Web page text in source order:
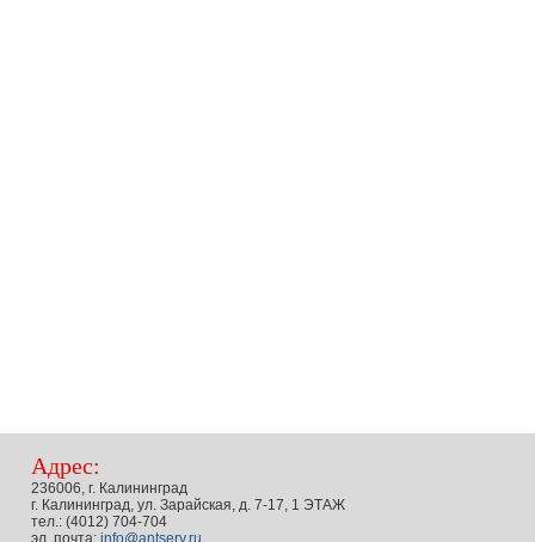
Адрес:
236006, г. Калининград
г. Калининград, ул. Зарайская, д. 7-17, 1 ЭТАЖ
тел.: (4012) 704-704
эл. почта: info@antserv.ru